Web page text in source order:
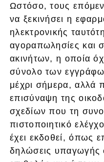
Ωστόσο, τους
να ξεκινήσει η
ηλεκτρονικής
αγοραπωλησίες και
ακινήτων, η οποία
σύνολο των
μέχρι σήμερα, αλλά
επισύναψη της
σχεδίων που τη
πιστοποιητικό
έχει εκδοθεί, όπως
δηλώσεις υπαγωγής